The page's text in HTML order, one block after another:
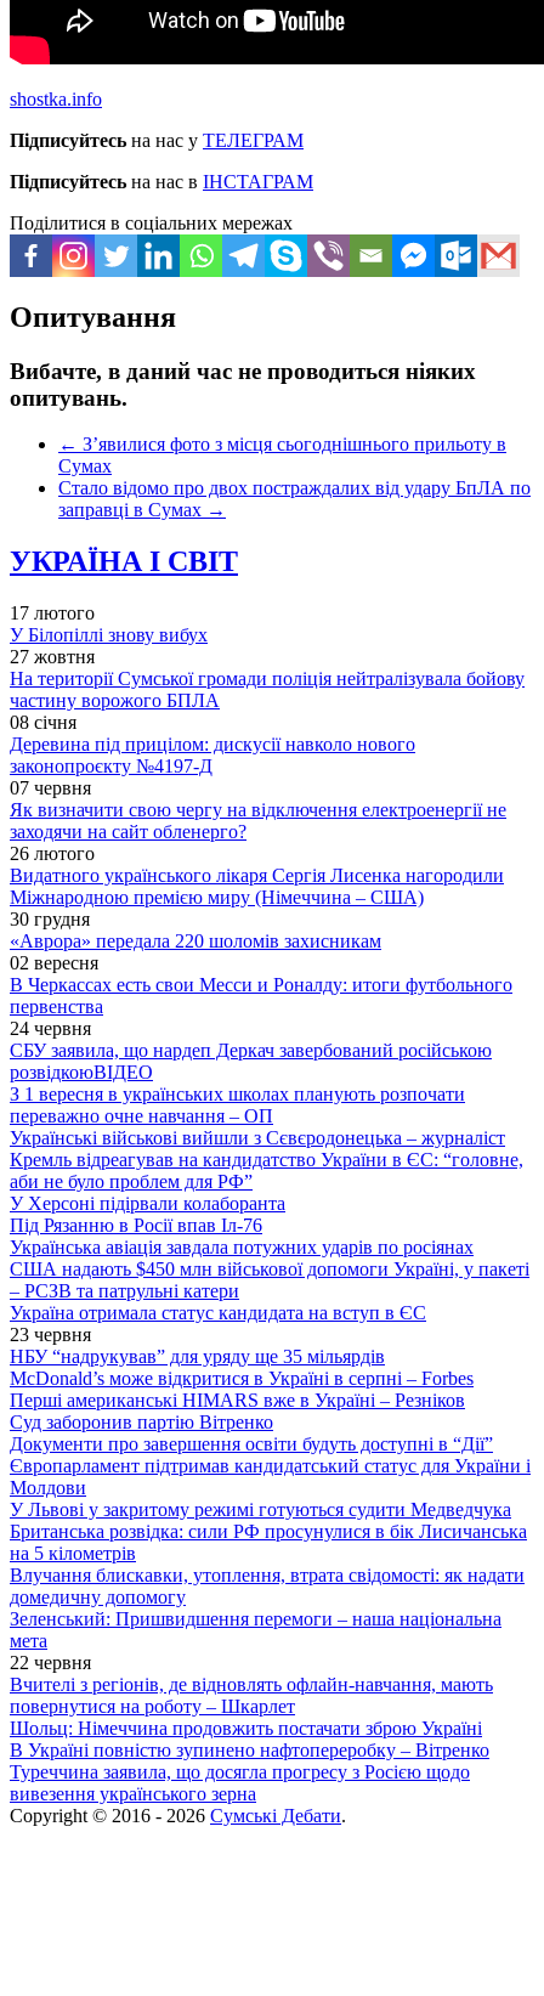
shostka.info
Підписуйтесь на нас у ТЕЛЕГРАМ
Підписуйтесь на нас в ІНСТАГРАМ
Поділитися в соціальних мережах
Опитування
Вибачте, в даний час не проводиться ніяких
опитувань.
← З’явилися фото з місця сьогоднішнього прильоту в
Сумах
Стало відомо про двох постраждалих від удару БпЛА по
заправці в Сумах →
УКРАЇНА І СВІТ
17 лютого
У Білопіллі знову вибух
27 жовтня
На території Сумської громади поліція нейтралізувала бойову
частину ворожого БПЛА
08 січня
Деревина під прицілом: дискусії навколо нового
законопроєкту №4197-Д
07 червня
Як визначити свою чергу на відключення електроенергії не
заходячи на сайт обленерго?
26 лютого
Видатного українського лікаря Сергія Лисенка нагородили
Міжнародною премією миру (Німеччина – США)
30 грудня
«Аврора» передала 220 шоломів захисникам
02 вересня
В Черкассах есть свои Месси и Роналду: итоги футбольного
первенства
24 червня
СБУ заявила, що нардеп Деркач завербований російською
розвідкоюВІДЕО
З 1 вересня в українських школах планують розпочати
переважно очне навчання – ОП
Українські військові вийшли з Сєвєродонецька – журналіст
Кремль відреагував на кандидатство України в ЄС: “головне,
аби не було проблем для РФ”
У Херсоні підірвали колаборанта
Під Рязанню в Росії впав Іл-76
Українська авіація завдала потужних ударів по росіянах
США надають $450 млн військової допомоги Україні, у пакеті
– РСЗВ та патрульні катери
Україна отримала статус кандидата на вступ в ЄС
23 червня
НБУ “надрукував” для уряду ще 35 мільярдів
McDonald’s може відкритися в Україні в серпні – Forbes
Перші американські HIMARS вже в Україні – Резніков
Суд заборонив партію Вітренко
Документи про завершення освіти будуть доступні в “Дії”
Європарламент підтримав кандидатський статус для України і
Молдови
У Львові у закритому режимі готуються судити Медведчука
Британська розвідка: сили РФ просунулися в бік Лисичанська
на 5 кілометрів
Влучання блискавки, утоплення, втрата свідомості: як надати
домедичну допомогу
Зеленський: Пришвидшення перемоги – наша національна
мета
22 червня
Вчителі з регіонів, де відновлять офлайн-навчання, мають
повернутися на роботу – Шкарлет
Шольц: Німеччина продовжить постачати зброю Україні
В Україні повністю зупинено нафтопереробку – Вітренко
Туреччина заявила, що досягла прогресу з Росією щодо
вивезення українського зерна
Copyright © 2016 - 2026 Сумські Дебати.